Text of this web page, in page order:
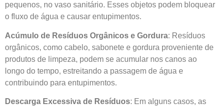
pequenos, no vaso sanitário. Esses objetos podem bloquear
o fluxo de água e causar entupimentos.
Acúmulo de Resíduos Orgânicos e Gordura: Resíduos
orgânicos, como cabelo, sabonete e gordura proveniente de
produtos de limpeza, podem se acumular nos canos ao
longo do tempo, estreitando a passagem de água e
contribuindo para entupimentos.
Descarga Excessiva de Resíduos: Em alguns casos, as